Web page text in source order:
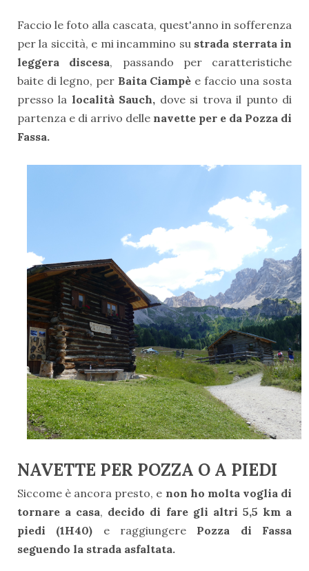
Faccio le foto alla cascata, quest'anno in sofferenza
per la siccità, e mi incammino su strada sterrata in
leggera discesa, passando per caratteristiche
baite di legno, perBaita Ciampè e faccio una sosta
presso la località Sauch, dove si trova il punto di
partenza e di arrivo delle navette per e da Pozza di
Fassa.
NAVETTE PER POZZA O A PIEDI
Siccome è ancora presto, e non ho molta voglia di
tornare a casa, decido di fare gli altri 5,5 km a
piedi (1H40) e raggiungere Pozza di Fassa
seguendo la strada asfaltata.